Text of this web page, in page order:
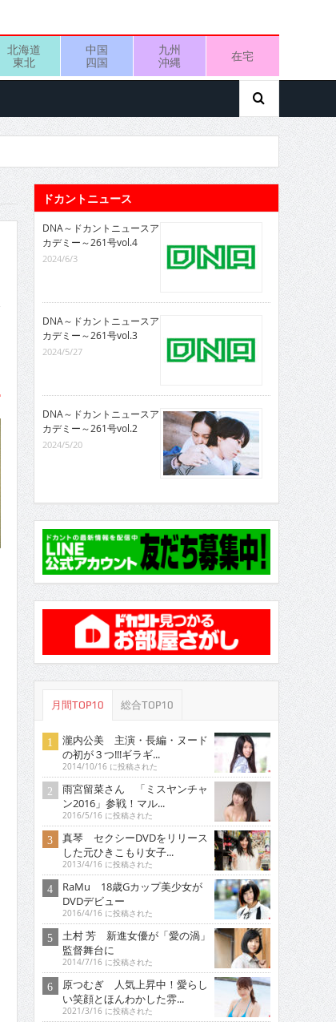
北海道
東北
中国
四国
九州
沖縄
在宅
ドカントニュース
DNA～ドカントニュースア
カデミー～261号vol.4
2024/6/3
DNA～ドカントニュースア
カデミー～261号vol.3
2024/5/27
DNA～ドカントニュースア
カデミー～261号vol.2
2024/5/20
月間TOP10 総合TOP10
瀧内公美 主演・長編・ヌード
の初が３つ!!!ギラギ...
2014/10/16 に投稿された
雨宮留菜さん 「ミスヤンチャ
ン2016」参戦！マル...
2016/5/16 に投稿された
真琴 セクシーDVDをリリース
した元ひきこもり女子...
2013/4/16 に投稿された
RaMu 18歳Gカップ美少女が
DVDデビュー
2016/4/16 に投稿された
土村 芳 新進女優が「愛の渦」
監督舞台に
2014/7/16 に投稿された
原つむぎ 人気上昇中！愛らし
い笑顔とほんわかした雰...
2021/3/16 に投稿された